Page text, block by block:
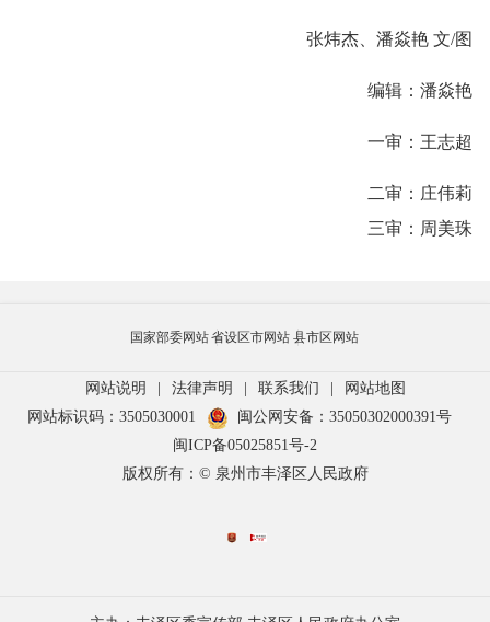
张炜杰、潘焱艳 文/图
编辑：潘焱艳
一审：王志超
二审：庄伟莉
三审：周美珠
国家部委网站省设区市网站 县市区网站
网站说明 | 法律声明 | 联系我们 |
网站地图
网站标识码：3505030001
闽公网安备：35050302000391号
闽ICP备05025851号-2
版权所有：© 泉州市丰泽区人民政府